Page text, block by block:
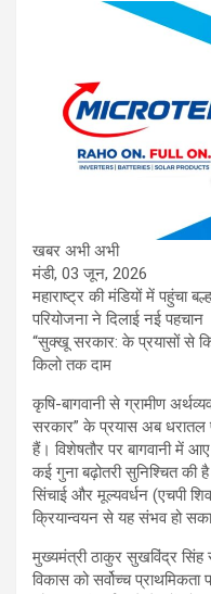
खबर अभी अभी
मंडी, 03 जून, 2026
महाराष्ट्र की मंडियों में पहुंचा
परियोजना ने दिलाई नई पहचान
“सुक्खू सरकार: के प्रयासों से
किलो तक दाम
कृषि-बागवानी से ग्रामीण
सरकार” के प्रयास अब
हैं। विशेषतौर पर बागवानी में
कई गुना बढ़ोतरी सुनिश्चित की
सिंचाई और मूल्यवर्धन (एचपी
क्रियान्वयन से यह संभव हो
मुख्यमंत्री ठाकुर सुखविंद्र
विकास को सर्वोच्च